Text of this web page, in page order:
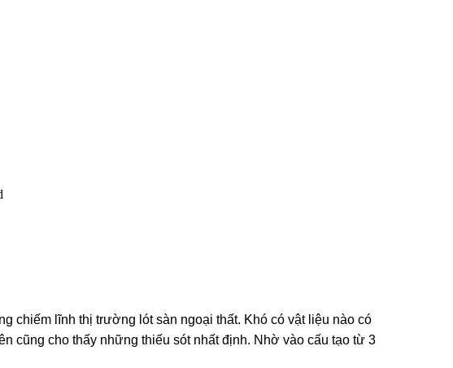
chiếm lĩnh thị trường lót sàn ngoại thất. Khó có vật liệu nào có
cũng cho thấy những thiếu sót nhất định. Nhờ vào cấu tạo từ 3